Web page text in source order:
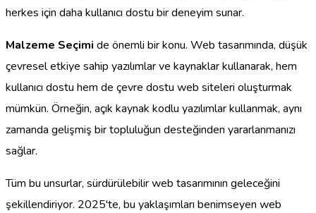
herkes için daha kullanıcı dostu bir deneyim sunar.
Malzeme Seçimi de önemli bir konu. Web tasarımında, düşük
çevresel etkiye sahip yazılımlar ve kaynaklar kullanarak, hem
kullanıcı dostu hem de çevre dostu web siteleri oluşturmak
mümkün. Örneğin, açık kaynak kodlu yazılımlar kullanmak, aynı
zamanda gelişmiş bir topluluğun desteğinden yararlanmanızı
sağlar.
Tüm bu unsurlar, sürdürülebilir web tasarımının geleceğini
şekillendiriyor. 2025'te, bu yaklaşımları benimseyen web